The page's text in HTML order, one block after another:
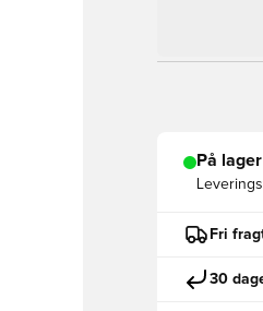
På
Fri
30